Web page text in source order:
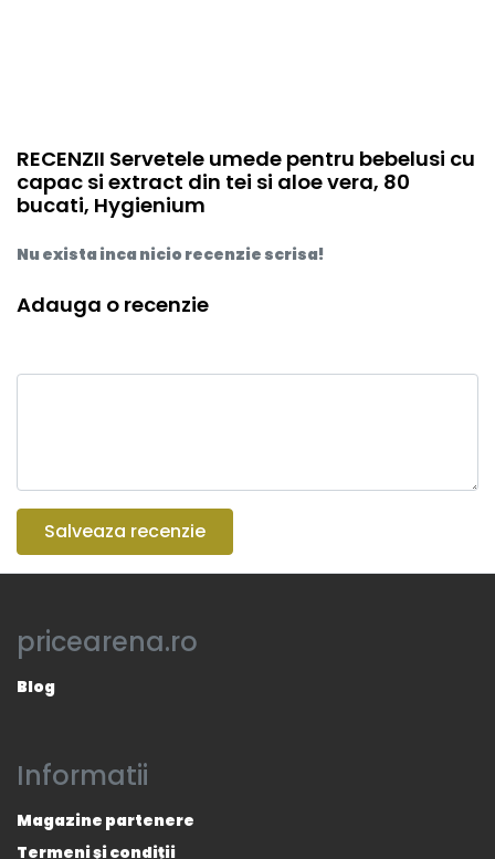
RECENZII Servetele umede pentru bebelusi cu
capac si extract din tei si aloe vera, 80
bucati, Hygienium
Nu exista inca nicio recenzie scrisa!
Adauga o recenzie
Salveaza recenzie
pricearena.ro
Blog
Informatii
Magazine partenere
Termeni și condiții